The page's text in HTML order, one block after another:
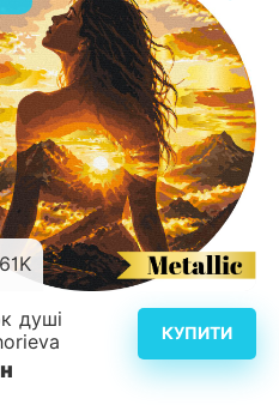
Детальніше
душі
КУПИТИ